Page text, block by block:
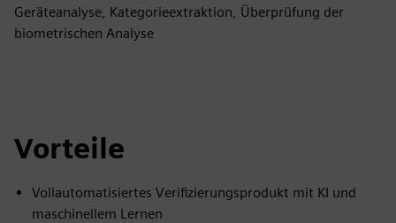
Geräteanalyse, Kategorieextraktion, Überprüfung der
biometrischen Analyse
Vorteile
Vollautomatisiertes Verifizierungsprodukt mit KI und
maschinellem Lernen